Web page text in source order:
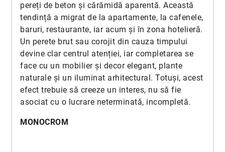
pereți de beton și cărămidă aparentă. Această
tendință a migrat de la apartamente, la cafenele,
baruri, restaurante, iar acum și în zona hotelieră.
Un perete brut sau corojit din cauza timpului
devine clar centrul atenției, iar completarea se
face cu un mobilier și decor elegant, plante
naturale și un iluminat arhitectural. Totuși, acest
efect trebuie să creeze un interes, nu să fie
asociat cu o lucrare neterminată, incompletă.
MONOCROM